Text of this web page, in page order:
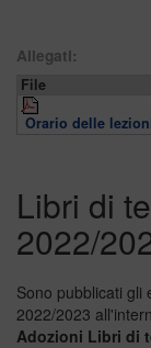
Allegati:
File
Orario delle
Libri di
2022/
Sono pubblicati gli
2022/2023
Adozioni Libri di